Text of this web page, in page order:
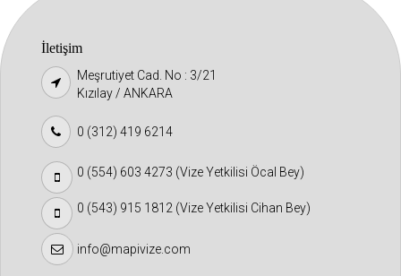
İletişim
Meşrutiyet Cad. No : 3/21
Kızılay / ANKARA
0 (312) 419 6214
0 (554) 603 4273 (Vize Yetkilisi Öcal Bey)
0 (543) 915 1812 (Vize Yetkilisi Cihan Bey)
info@mapivize.com